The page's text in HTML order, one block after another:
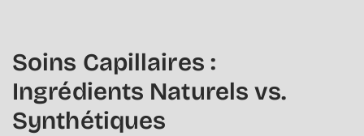
Soins Capillaires :
Ingrédients Naturels vs.
Synthétiques